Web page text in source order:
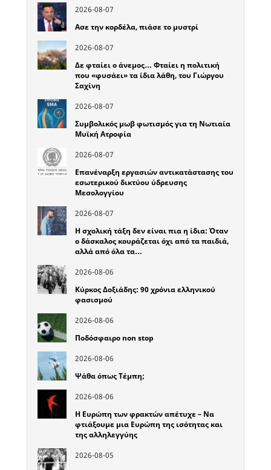
2026-08-07
Ασε την κορδέλα, πιάσε το μυστρί
2026-08-07
Δε φταίει ο άνεμος… Φταίει η πολιτική
που «φυσάει» τα ίδια λάθη, του Γιώργου
Σαχίνη
2026-08-07
Συμβολικός μωβ φωτισμός για τη Νωτιαία
Μυϊκή Ατροφία
2026-08-07
Επανέναρξη εργασιών αντικατάστασης του
εσωτερικού δικτύου ύδρευσης
Μεσολογγίου
2026-08-07
Η σχολική τάξη δεν είναι πια η ίδια: Όταν
ο δάσκαλος κουράζεται όχι από τα παιδιά,
αλλά από όλα τα…
2026-08-06
Κύρκος Δοξιάδης: 90 χρόνια ελληνικού
φασισμού
2026-08-06
Ποδόσφαιρο non stop
2026-08-06
Ψάθα όπως Τέμπη;
2026-08-06
Η Ευρώπη των φρακτών απέτυχε – Να
φτιάξουμε μια Ευρώπη της ισότητας και
της αλληλεγγύης
2026-08-05